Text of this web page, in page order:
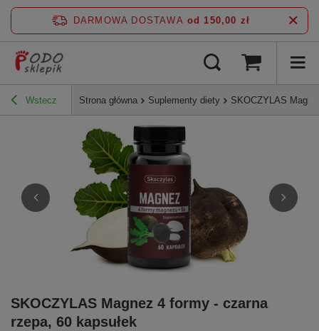
DARMOWA DOSTAWA od 150,00 zł
Wstecz Strona główna Suplementy diety SKOCZYLAS
SKOCZYLAS Magnez 4 formy - czarna
rzepa, 60 kapsułek